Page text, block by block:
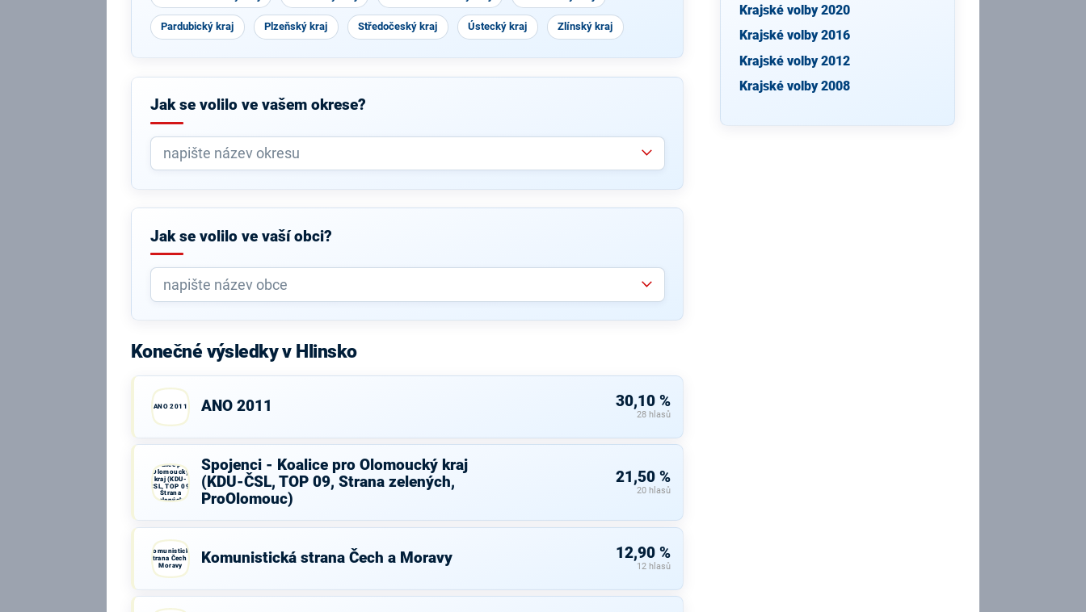
Pardubický kraj Plzeňský kraj Středočeský kraj Ústecký kraj Zlínský kraj
Jak se volilo ve vašem okrese?
Jak se volilo ve vaší obci?
Konečné výsledky v Hlinsko
ANO 2011 ANO 2011 30,10 %
28 hlasů
Koalice pro
Olomoucký
kraj (KDU-
ČSL, TOP 09,
Strana
zelených,
Spojenci - Koalice pro Olomoucký kraj
(KDU-ČSL, TOP 09, Strana zelených,
ProOlomouc)
21,50 %
20 hlasů
Komunistická
strana Čech a
Moravy
Komunistická strana Čech a Moravy 12,90 %
12 hlasů
Krajské volby 2020
Krajské volby 2016
Krajské volby 2012
Krajské volby 2008